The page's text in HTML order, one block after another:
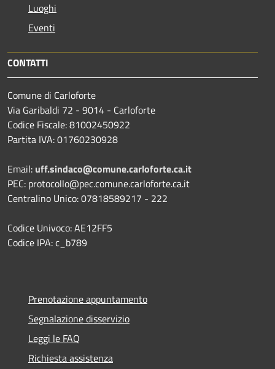
Luoghi
Eventi
CONTATTI
Comune di Carloforte
Via Garibaldi 72 - 9014 - Carloforte
Codice Fiscale: 81002450922
Partita IVA: 01760230928
Email: uff.sindaco@comune.carloforte.ca.it
PEC: protocollo@pec.comune.carloforte.ca.it
Centralino Unico: 07818589217 - 222
Codice Univoco: AE12FF5
Codice IPA: c_b789
Prenotazione appuntamento
Segnalazione disservizio
Leggi le FAQ
Richiesta assistenza